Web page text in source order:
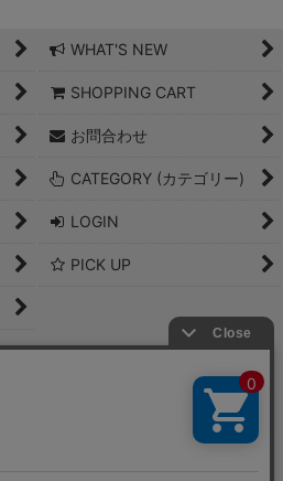
WHAT'S NEW
SHOPPING CART
お問合わせ
CATEGORY (カテゴリー)
LOGIN
PICK UP